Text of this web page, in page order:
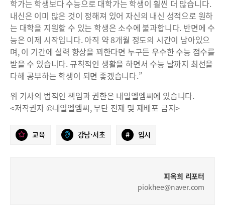
학가는 학생보다 수능으로 대학가는 학생이 훨씬 더 많습니다.
내신은 이미 많은 것이 정해져 있어 자신의 내신 성적으로 원하
는 대학을 지원할 수 있는 학생은 소수에 불과합니다. 반면에 수
능은 이제 시작입니다. 아직 약 8개월 정도의 시간이 남아있으
며, 이 기간에 실력 향상을 꾀한다면 누구든 우수한 수능 점수를
받을 수 있습니다. 규칙적인 생활을 하면서 수능 날까지 최선을
다해 공부하는 학생이 되면 좋겠습니다.”
위 기사의 법적인 책임과 권한은 내일엘엠씨에 있습니다.
<저작권자 ©내일엘엠씨, 무단 전재 및 재배포 금지>
교육 강남·서초 # 입시
피옥희 리포터
piokhee@naver.com